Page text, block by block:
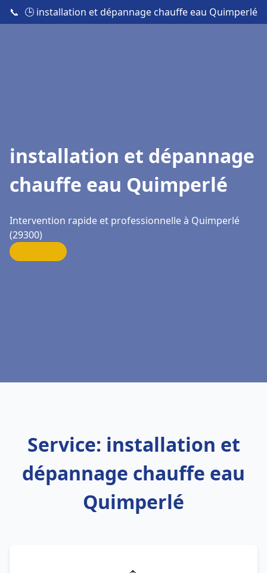
📞 🕒 installation et dépannage chauffe eau Quimperlé
installation et dépannage
chauffe eau Quimperlé
Intervention rapide et professionnelle à Quimperlé
(29300)
Service: installation et
dépannage chauffe eau
Quimperlé